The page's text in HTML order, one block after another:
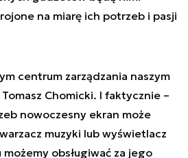
na miarę ich potrzeb i pasji
centrum zarządzania naszym
Chomicki. I faktycznie –
nowoczesny ekran może
muzyki lub wyświetlacz
obsługiwać za jego